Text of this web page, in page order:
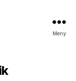
Meny